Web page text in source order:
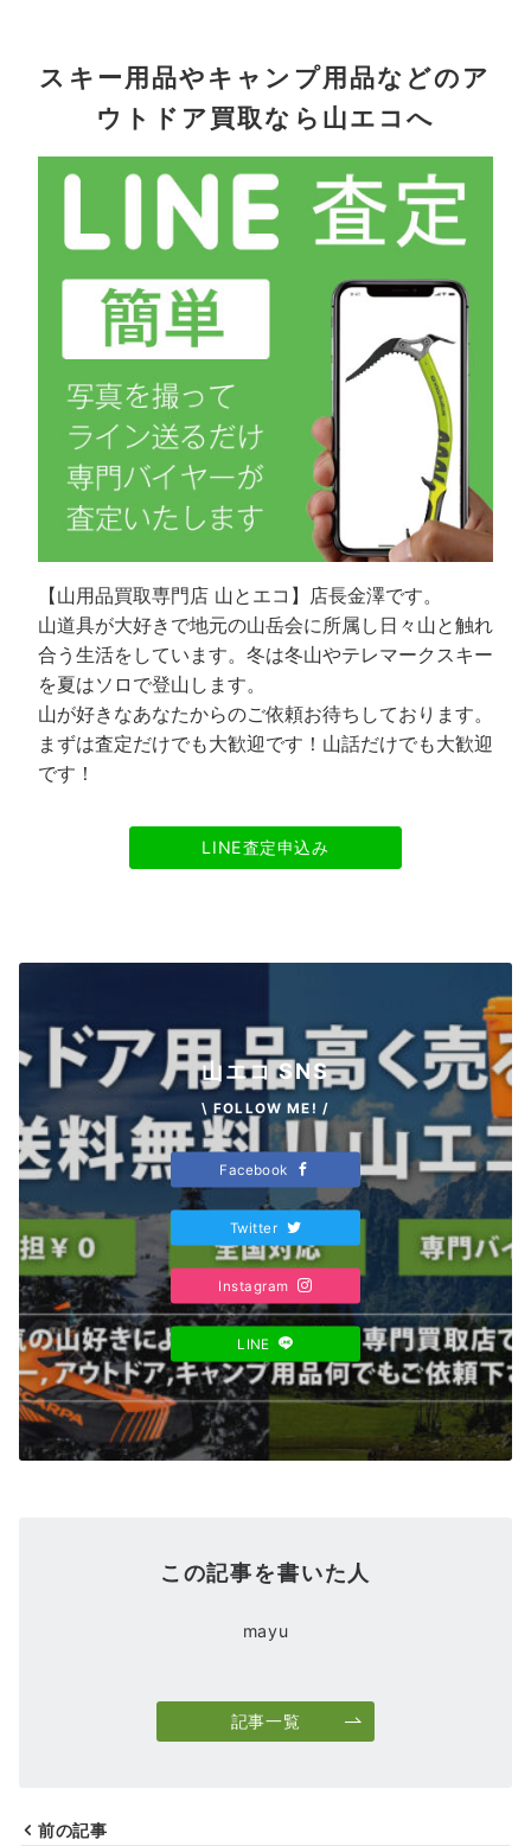
スキー用品やキャンプ用品などのア
ウトドア買取なら山エコへ
【山用品買取専門店 山とエコ】店長金澤です。
山道具が大好きで地元の山岳会に所属し日々山と触れ
合う生活をしています。冬は冬山やテレマークスキー
を夏はソロで登山します。
山が好きなあなたからのご依頼お待ちしております。
まずは査定だけでも大歓迎です！山話だけでも大歓迎
です！
LINE査定申込み
山エコ SNS
\ FOLLOW ME! /
Facebook
Twitter
Instagram
LINE
この記事を書いた人
mayu
記事一覧
前の記事